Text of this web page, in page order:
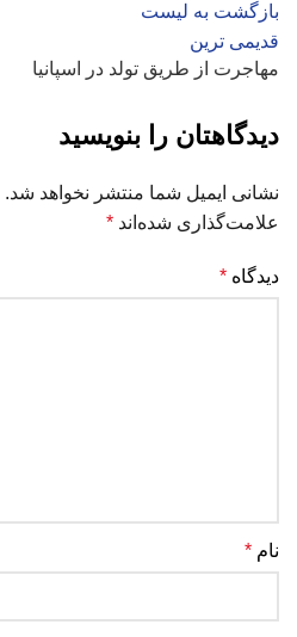
بازگشت به لیست
قدیمی ترین
مهاجرت از طریق تولد در اسپانیا
دیدگاهتان را بنویسید
نشانی ایمیل شما منتشر نخواهد شد.
علامت‌گذاری شده‌اند *
دیدگاه *
نام *